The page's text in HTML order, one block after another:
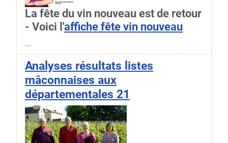
La fête du vin nouveau est de retour
- Voici l'affiche fête vin nouveau
...
Analyses résultats listes
mâconnaises aux
départementales 21